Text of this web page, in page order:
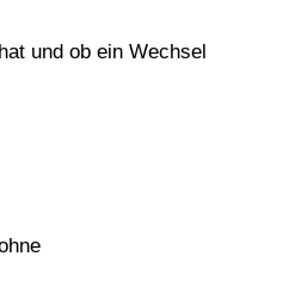
und ob ein Wechsel